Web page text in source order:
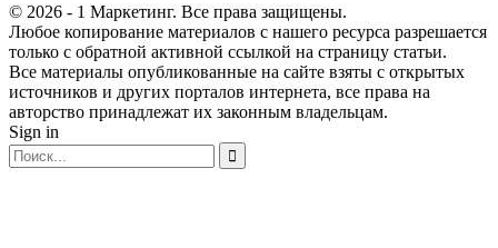
© 2026 - 1 Маркетинг. Все права защищены.
Любое копирование материалов с нашего ресурса разрешается
только с обратной активной ссылкой на страницу статьи.
Все материалы опубликованные на сайте взяты с открытых
источников и других порталов интернета, все права на
авторство принадлежат их законным владельцам.
Sign in